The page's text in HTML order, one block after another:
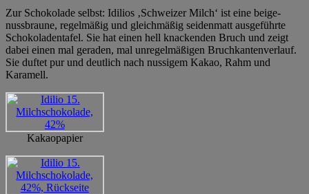
Zur Schokolade selbst: Idilios ‚Schweizer Milch‘ ist eine beige-
nussbraune, regelmäßig und gleichmäßig seidenmatt ausgeführte
Schokoladentafel. Sie hat einen hell knackenden Bruch und zeigt
dabei einen mal geraden, mal unregelmäßigen Bruchkantenverlauf.
Sie duftet pur und deutlich nach nussigem Kakao, Rahm und
Karamell.
Kakaopapier